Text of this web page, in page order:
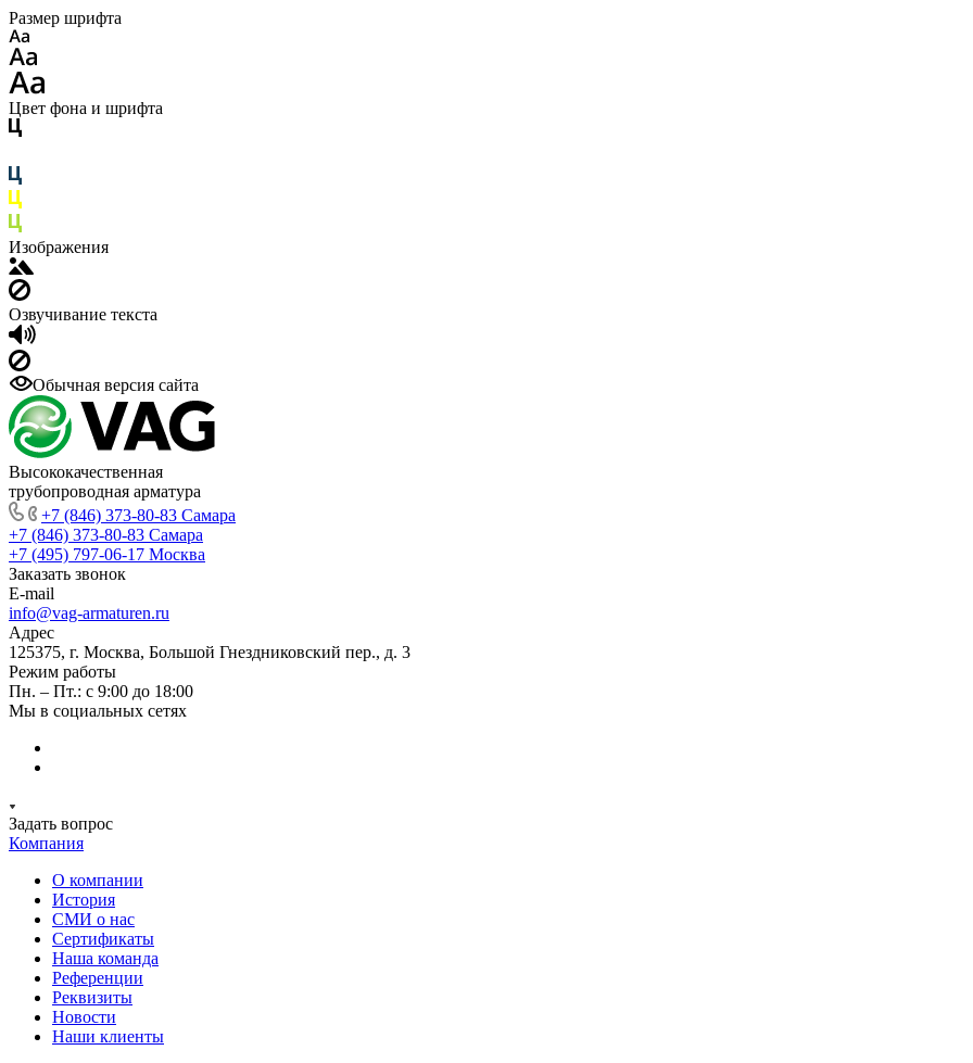
Размер шрифта
Цвет фона и шрифта
Изображения
Озвучивание текста
Обычная версия сайта
Высококачественная
трубопроводная арматура
+7 (846) 373-80-83 Самара
+7 (846) 373-80-83 Самара
+7 (495) 797-06-17 Москва
Заказать звонок
E-mail
info@vag-armaturen.ru
Адрес
125375, г. Москва, Большой Гнездниковский пер., д. 3
Режим работы
Пн. – Пт.: с 9:00 до 18:00
Мы в социальных сетях
Задать вопрос
Компания
О компании
История
СМИ о нас
Cертификаты
Наша команда
Референции
Реквизиты
Новости
Наши клиенты